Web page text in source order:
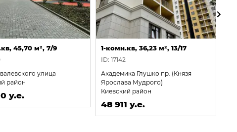
45,70 м², 7/9
улица
район
у.е.
1-комн.кв, 36,23 м², 13/17
ID: 17142
Академика Глушко пр. (Князя
Ярослава Мудрого)
Киевский район
48 911 у.е.